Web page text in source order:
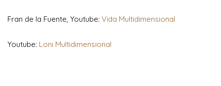
Fran de la Fuente, Youtube: Vida Multidimensional
Youtube: Loni Multidimensional